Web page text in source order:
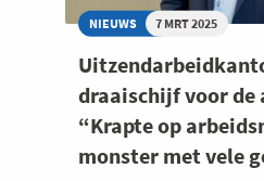
NIEUWS 7 MRT 2025
draaischijf voor de
“Krapte op
monster met vele